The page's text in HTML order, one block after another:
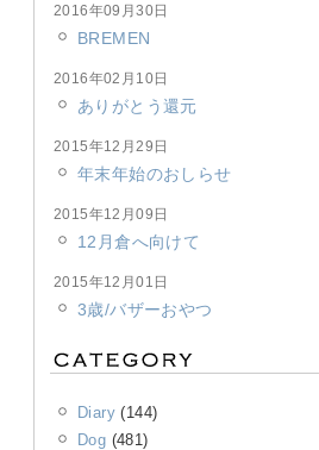
2016年09月30日
BREMEN
2016年02月10日
ありがとう還元
2015年12月29日
年末年始のおしらせ
2015年12月09日
12月倉へ向けて
2015年12月01日
3歳/バザーおやつ
Diary(144)
Dog (481)